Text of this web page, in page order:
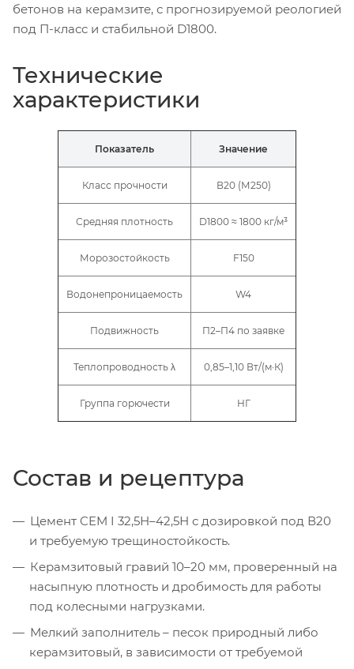
бетонов на керамзите, с прогнозируемой реологией
под П-класс и стабильной D1800.
Технические
характеристики
Показатель Значение
Класс прочности В20 (М250)
Средняя плотность D1800 ≈ 1800 кг/м³
Морозостойкость F150
Водонепроницаемость W4
Подвижность П2–П4 по заявке
Теплопроводность λ 0,85–1,10 Вт/(м·К)
Группа горючести НГ
Состав и рецептура
Цемент CEM I 32,5Н–42,5Н с дозировкой под В20
и требуемую трещиностойкость.
Керамзитовый гравий 10–20 мм, проверенный на
насыпную плотность и дробимость для работы
под колесными нагрузками.
Мелкий заполнитель – песок природный либо
керамзитовый, в зависимости от требуемой